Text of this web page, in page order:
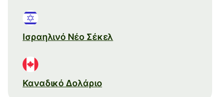
Ισραηλινό Νέο Σέκελ
Καναδικό Δολάριο